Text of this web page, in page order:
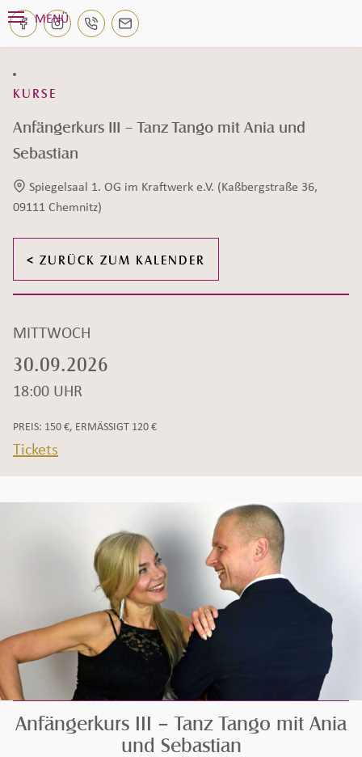
Navigation überspringen
MENÜ
KETEGORIE:
KURSE
Anfängerkurs III – Tanz Tango mit Ania und
Sebastian
Veranstaltungsort:
Spiegelsaal 1. OG im Kraftwerk e.V. (Kaßbergstraße 36,
09111 Chemnitz)
< ZURÜCK ZUM KALENDER
Datum:
MITTWOCH
30.09.2026
18:00 UHR
PREIS: 150 €, ERMÄSSIGT 120 €
Tickets
Anfängerkurs III – Tanz Tango mit Ania
und Sebastian